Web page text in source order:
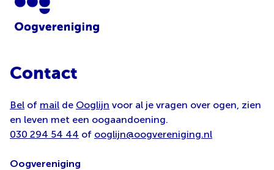
Contact
Bel of mail de Ooglijn voor al je vragen over ogen, zien
en leven met een oogaandoening.
030 294 54 44 of ooglijn@oogvereniging.nl
Oogvereniging